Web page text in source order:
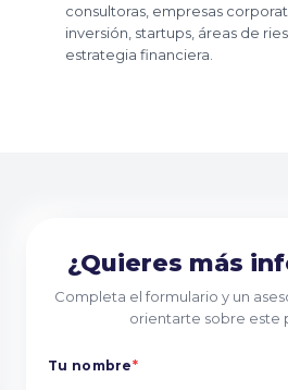
consultoras, empresas
inversión, startups, áreas de
estrategia financiera.
¿Quieres más
Completa el formulario y un
orientarte sobre este
Tu nombre*